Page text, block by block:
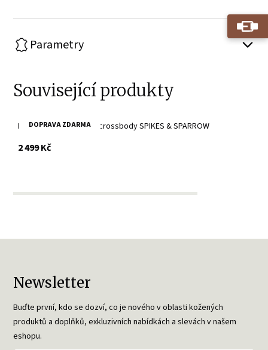
Parametry
Související produkty
DOPRAVA ZDARMA
Dámské černé kožené crossbody SPIKES & SPARROW
2 499 Kčs DPH
Newsletter
Buďte první, kdo se dozví, co je nového v oblasti kožených
produktů a doplňků, exkluzivních nabídkách a slevách v našem
eshopu.